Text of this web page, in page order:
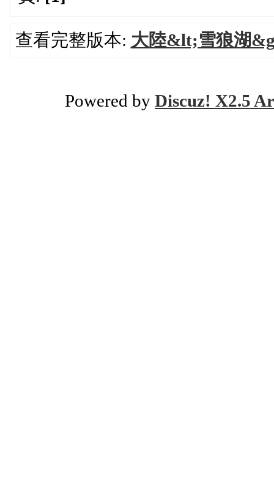
查看完整版本: 大陸&lt;雪狼湖
Powered by Discuz! X2.5